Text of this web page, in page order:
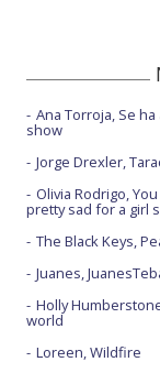
Ana Torroja, Se
show
Jorge Drexler,
Olivia Rodrigo,
pretty sad for a girl
The Black Keys,
Juanes,
Holly
world
Loreen, Wildfire